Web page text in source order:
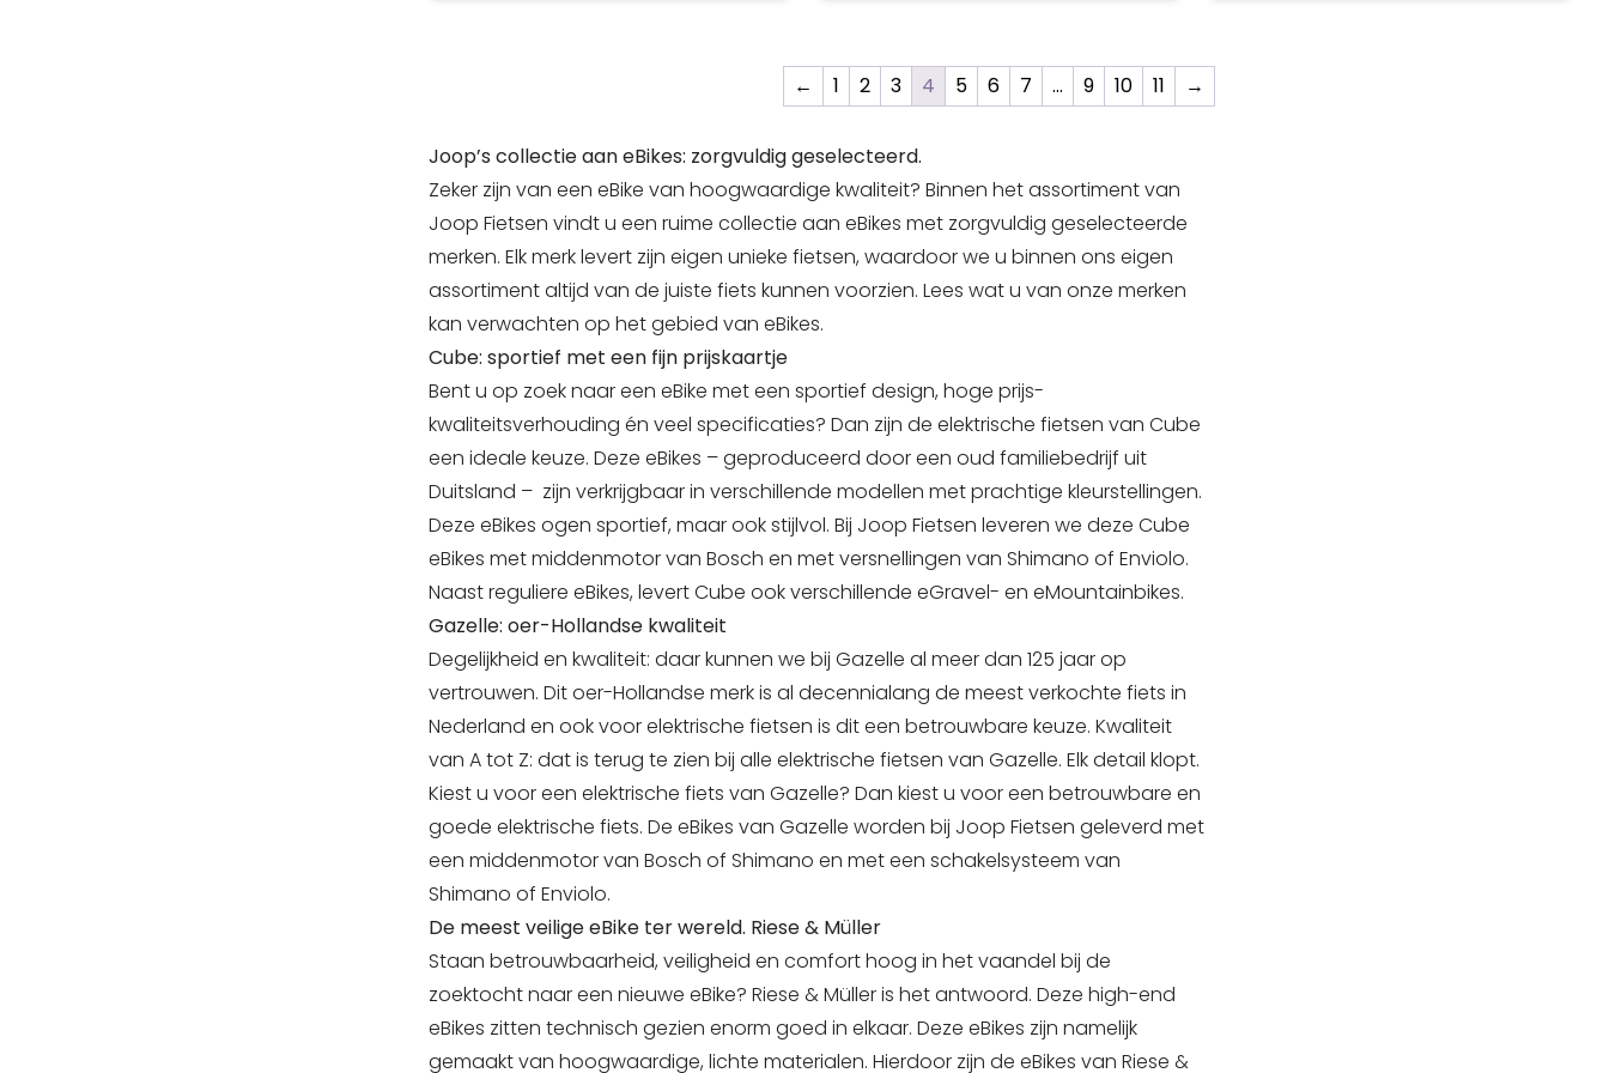
pratico portapacchi con sistema
MIK HD consente di portare con
te tutto il necessario per recarti
al lavoro o per una gita immerso
sneller en relaxter aan op school
of je werk. En dan is er de styling:
worden!
← 1 2 3 4 5 6 7 … 9 10 11 →
Joop’s collectie aan eBikes: zorgvuldig geselecteerd.
Zeker zijn van een eBike van hoogwaardige kwaliteit? Binnen het assortiment van
Joop Fietsen vindt u een ruime collectie aan eBikes met zorgvuldig geselecteerde
merken. Elk merk levert zijn eigen unieke fietsen, waardoor we u binnen ons eigen
assortiment altijd van de juiste fiets kunnen voorzien. Lees wat u van onze merken
kan verwachten op het gebied van eBikes.
Cube: sportief met een fijn prijskaartje
Bent u op zoek naar een eBike met een sportief design, hoge prijs-
kwaliteitsverhouding én veel specificaties? Dan zijn de elektrische fietsen van Cube
een ideale keuze. Deze eBikes – geproduceerd door een oud familiebedrijf uit
Duitsland – zijn verkrijgbaar in verschillende modellen met prachtige kleurstellingen.
Deze eBikes ogen sportief, maar ook stijlvol. Bij Joop Fietsen leveren we deze Cube
eBikes met middenmotor van Bosch en met versnellingen van Shimano of Enviolo.
Naast reguliere eBikes, levert Cube ook verschillende eGravel- en eMountainbikes.
Gazelle: oer-Hollandse kwaliteit
Degelijkheid en kwaliteit: daar kunnen we bij Gazelle al meer dan 125 jaar op
vertrouwen. Dit oer-Hollandse merk is al decennialang de meest verkochte fiets in
Nederland en ook voor elektrische fietsen is dit een betrouwbare keuze. Kwaliteit
van A tot Z: dat is terug te zien bij alle elektrische fietsen van Gazelle. Elk detail klopt.
Kiest u voor een elektrische fiets van Gazelle? Dan kiest u voor een betrouwbare en
goede elektrische fiets. De eBikes van Gazelle worden bij Joop Fietsen geleverd met
een middenmotor van Bosch of Shimano en met een schakelsysteem van
Shimano of Enviolo.
De meest veilige eBike ter wereld. Riese & Müller
Staan betrouwbaarheid, veiligheid en comfort hoog in het vaandel bij de
zoektocht naar een nieuwe eBike? Riese & Müller is het antwoord. Deze high-end
eBikes zitten technisch gezien enorm goed in elkaar. Deze eBikes zijn namelijk
gemaakt van hoogwaardige, lichte materialen. Hierdoor zijn de eBikes van Riese &